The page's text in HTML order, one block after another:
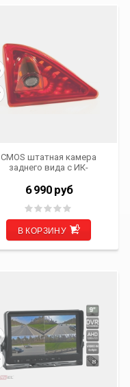
CMOS штатная камера
заднего вида с ИК-
AVS325CPR (#182) для
RENAULT MASTER
6 990 руб
В КОРЗИНУ